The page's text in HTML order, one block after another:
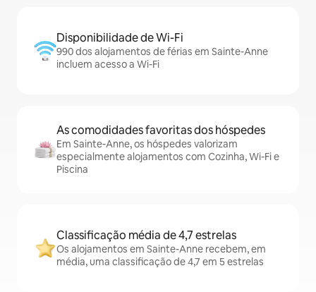
Disponibilidade de Wi-Fi
990 dos alojamentos de férias em Sainte-Anne
incluem acesso a Wi-Fi
As comodidades favoritas dos hóspedes
Em Sainte-Anne, os hóspedes valorizam
especialmente alojamentos com Cozinha, Wi-Fi e
Piscina
Classificação média de 4,7 estrelas
Os alojamentos em Sainte-Anne recebem, em
média, uma classificação de 4,7 em 5 estrelas